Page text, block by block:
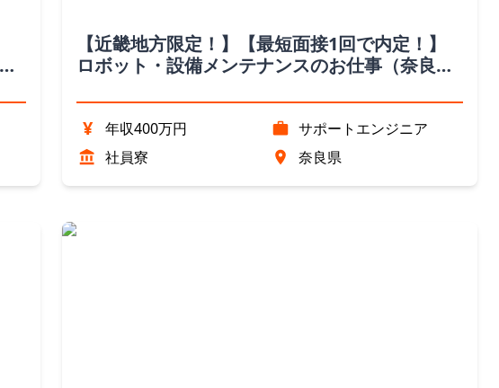
【近畿地方限定！】【最短面接1回で内定！】
ロボット・設備メンテナンスのお仕事（奈良
¥
年収400万円
サポートエンジニア
社員寮
奈良県